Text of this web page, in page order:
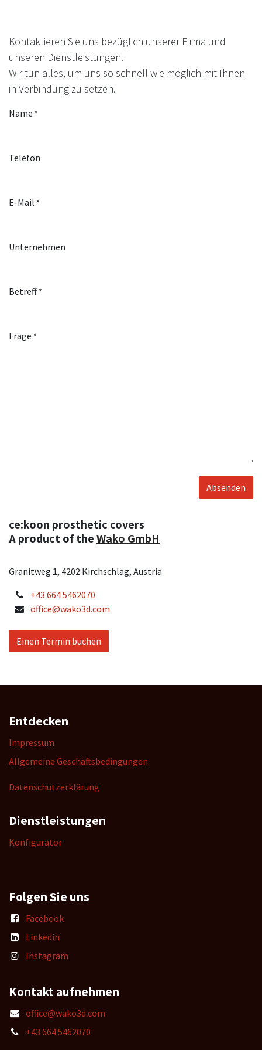
Kontaktieren Sie uns bezüglich unserer Firma und
unseren Dienstleistungen.
Wir tun alles, um uns so schnell wie möglich mit Ihnen
in Verbindung zu setzen.
Name *
Telefon
E-Mail *
Unternehmen
Betreff *
Frage *
Absenden
ce:koon prosthetic covers
A product of theWako GmbH
Granitweg 1, 4202 Kirchschlag, Austria
+43 664 5462070
office@wako3d.com
Einen Termin buchen
Entdecken
Impressum
Allgemeine Geschäftsbedingungen
Datenschutzerklärung
Dienstleistungen
Konfigurator
Folgen Sie uns
Facebook
Linkedin
Instagram
Kontakt aufnehmen
office@wako3d.com
+43 664 5462070